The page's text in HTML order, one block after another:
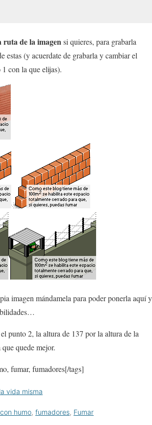
ruta de la imagensi quieres, para grabarla
estas (y acuerdate de grabarla y cambiar el
con la que elijas).
imagen mándamela para poder ponerla aquí y
punto 2, la altura de 137 por la altura de la
quede mejor.
fumar, fumadores[/tags]
vida misma
humo, fumadores, Fumar